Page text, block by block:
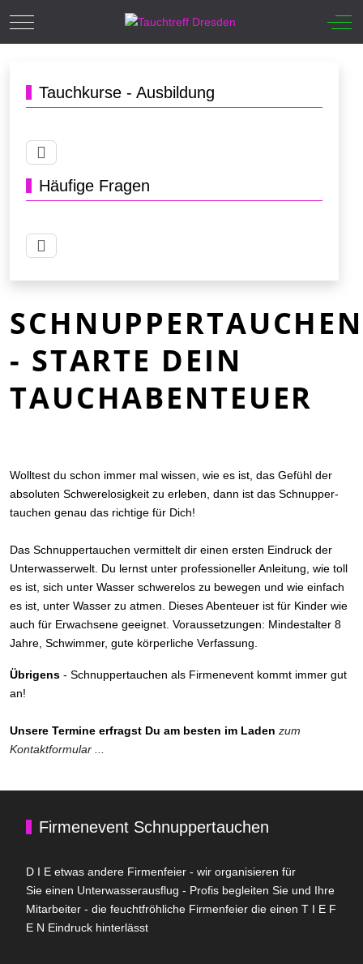
Mobile Menu Toggle Off-
Tauchkurse - Ausbildung
Häufige Fragen
SCHNUPPERTAUCHEN
- STARTE DEIN
TAUCHABENTEUER
Woll­test du schon immer mal wis­sen, wie es ist, das Gefühl der
absoluten Schw­erelosigkeit zu erleben, dann ist das Schnup­per­
tauchen genau das richtige für Dich!
Das Schnup­per­tauchen ver­mit­telt dir einen ersten Ein­druck der
Unter­wasser­welt. Du lernst unter pro­fes­sioneller Anleitung, wie toll
es ist, sich unter Wasser schw­ere­los zu bewe­gen und wie ein­fach
es ist, unter Wasser zu atmen. Dieses Aben­teuer ist für Kinder wie
auch für Erwach­sene geeignet. Voraus­set­zun­gen: Min­destal­ter 8
Jahre, Schwim­mer, gute kör­per­liche Verfassung.
Übrigens - Schnuppertauchen als Firmenevent kommt immer gut
an!
Unsere Ter­mine erfragst Du am besten im Laden zum
Kontaktformular ...
Firmenevent Schnuppertauchen
D I E etwas andere Firmenfeier - wir organisieren für
Sie einen Unterwasserausflug - Profis begleiten Sie und Ihre
Mitarbeiter - die feuchtfröhliche Firmenfeier die einen T I E F
E N Eindruck hinterlässt